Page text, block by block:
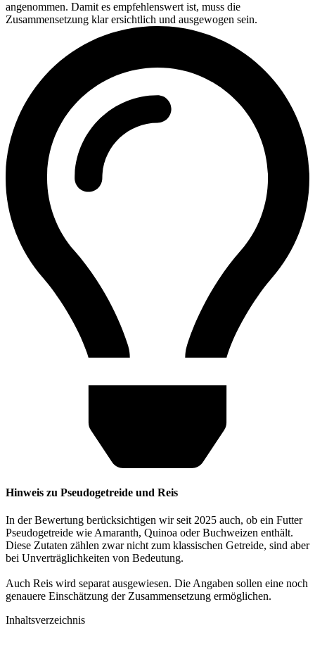
angenommen. Damit es empfehlenswert ist, muss die
Zusammensetzung klar ersichtlich und ausgewogen sein.
Hinweis zu Pseudogetreide und Reis
In der Bewertung berücksichtigen wir seit 2025 auch, ob ein Futter
Pseudogetreide wie Amaranth, Quinoa oder Buchweizen enthält.
Diese Zutaten zählen zwar nicht zum klassischen Getreide, sind aber
bei Unverträglichkeiten von Bedeutung.
Auch Reis wird separat ausgewiesen. Die Angaben sollen eine noch
genauere Einschätzung der Zusammensetzung ermöglichen.
Inhaltsverzeichnis​